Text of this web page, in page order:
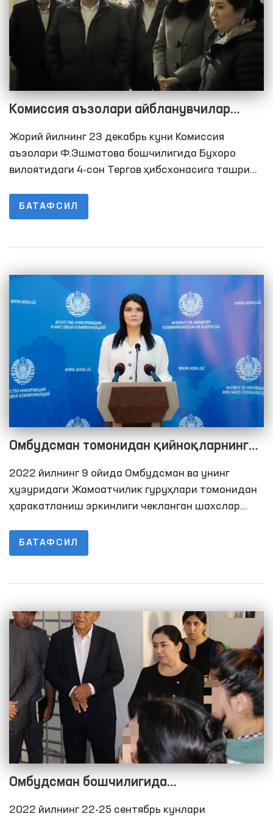
Комиссия аъзолари айбланувчилар
билан суҳбатлашишди
Жорий йилнинг 23 декабрь куни Комиссия
аъзолари Ф.Эшматова бошчилигида Бухоро
вилоятидаги 4-сон Тергов ҳибсхонасига ташриф
шарт-шароитлар, иситиш тизими ва озиқ-овқат
таъминоти ўрганилди.
БАТАФСИЛ
Омбудсман томонидан қийноқларнинг
олдини олиш бўйича Миллий превентив
механизм доирасида 2022 йилнинг 9
ойида амалга оширилган мониторинг
2022 йилнинг 9 ойида Омбудсман ва унинг
ҳузуридаги Жамоатчилик гуруҳлари томонидан
ҳаракатланиш эркинлиги чекланган шахслар
ташрифлари амалга оширилди. Ушбу кўрсаткич
2021 йилнинг 9 ойида 120 та, 2020 йилнинг 9
БАТАФСИЛ
Омбудсман бошчилигида
Қашқадарёдаги ёпиқ муассасалардаги
2022 йилнинг 22-25 сентябрь кунлари